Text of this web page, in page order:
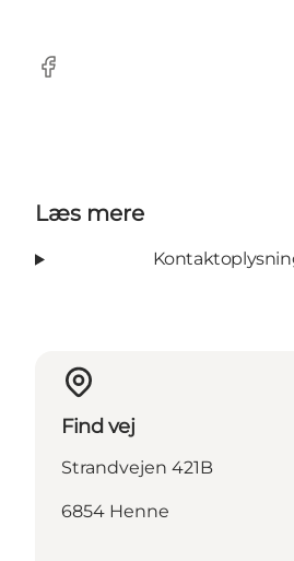
Facebook
Læs mere
Find vej
Strandvejen 421B
6854 Henne